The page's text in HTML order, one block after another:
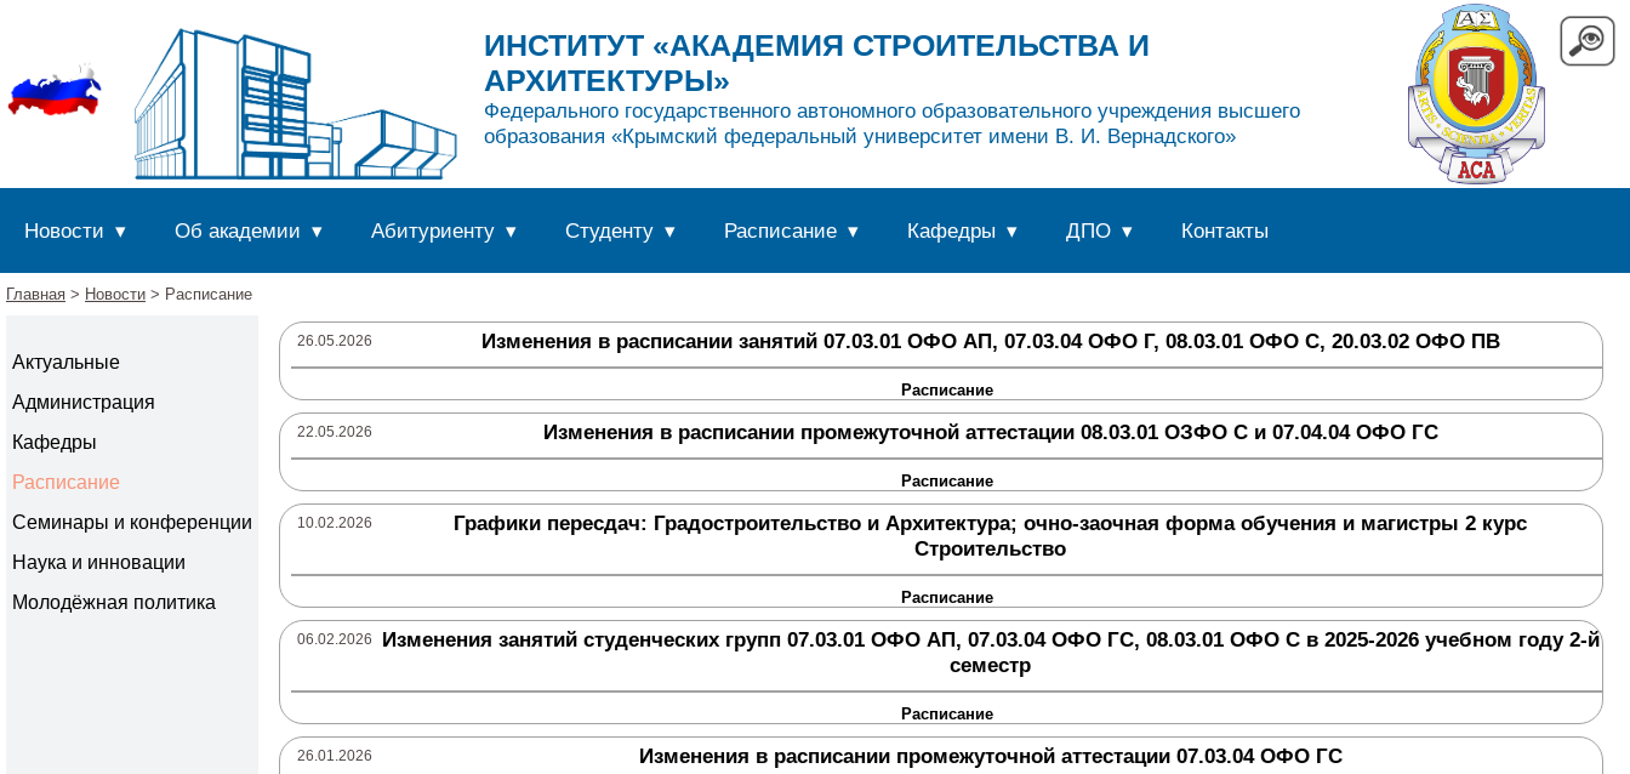
ИНСТИТУТ «АКАДЕМИЯ СТРОИТЕЛЬСТВА И
АРХИТЕКТУРЫ»
Федерального государственного автономного образовательного учреждения высшего
образования «Крымский федеральный университет имени В. И. Вернадского»
Новости Об академии Абитуриенту Студенту Расписание Кафедры ДПО Контакты
Главная > Новости > Расписание
Актуальные
Администрация
Кафедры
Расписание
Семинары и конференции
Наука и инновации
Молодёжная политика
26.05.2026 Изменения в расписании занятий 07.03.01 ОФО АП, 07.03.04 ОФО Г, 08.03.01 ОФО С, 20.03.02 ОФО ПВ
Расписание
22.05.2026 Изменения в расписании промежуточной аттестации 08.03.01 ОЗФО С и 07.04.04 ОФО ГС
Расписание
10.02.2026
Графики пересдач: Градостроительство и Архитектура; очно-заочная форма обучения и магистры 2 курс
Строительство
Расписание
06.02.2026
Изменения занятий студенческих групп 07.03.01 ОФО АП, 07.03.04 ОФО ГС, 08.03.01 ОФО С в 2025-2026 учебном году 2-й
семестр
Расписание
26.01.2026 Изменения в расписании промежуточной аттестации 07.03.04 ОФО ГС